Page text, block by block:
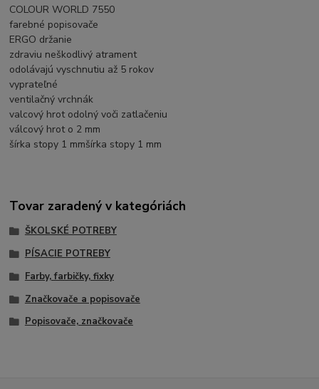
COLOUR WORLD 7550
farebné popisovače
ERGO držanie
zdraviu neškodlivý atrament
odolávajú vyschnutiu až 5 rokov
vyprateľné
ventilačný vrchnák
valcový hrot odolný voči zatlačeniu
válcový hrot o 2 mm
šírka stopy 1 mmšírka stopy 1 mm
Tovar zaradený v kategóriách
ŠKOLSKÉ POTREBY
PÍSACIE POTREBY
Farby, farbičky, fixky
Značkovače a popisovače
Popisovače, značkovače